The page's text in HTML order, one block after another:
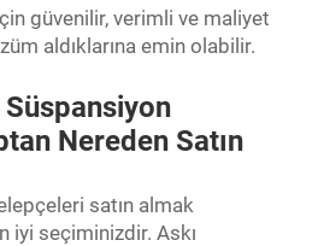
güvenilir, verimli ve maliyet
aldıklarına emin olabilir.
Nereden Satın
satın almak
iyi seçiminizdir. Askı